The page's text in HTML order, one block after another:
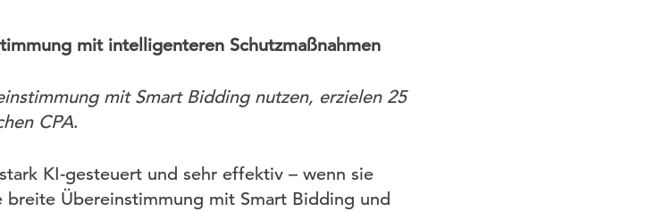
mit intelligenteren Schutzmaßnahmen
mit Smart Bidding nutzen, erzielen 25
CPA.
KI-gesteuert und sehr effektiv – wenn sie
Übereinstimmung mit Smart Bidding und